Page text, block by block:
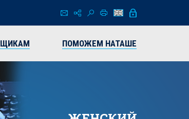
ПОМОЖЕМ НАТАШЕ